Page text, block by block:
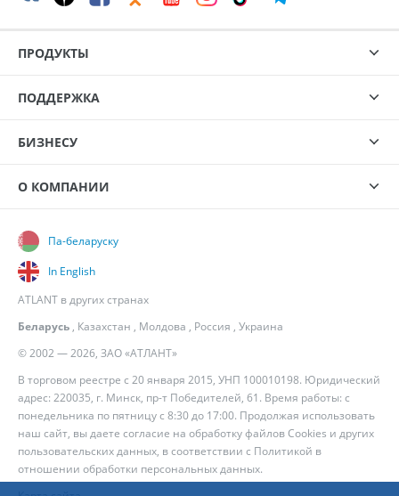
ПРОДУКТЫ
ПОДДЕРЖКА
БИЗНЕСУ
О КОМПАНИИ
© 2002 — 2026, ЗАО «АТЛАНТ»
В торговом реестре с 20 января 2015, УНП 100010198. Юридический
адрес: 220035, г. Минск, пр-т Победителей, 61. Время работы: с
понедельника по пятницу с 8:30 до 17:00. Продолжая использовать
наш сайт, вы даете согласие на обработку файлов Cookies и других
пользовательских данных, в соответствии с Политикой в
отношении обработки персональных данных.
Па-беларуску
In English
ATLANT в других странах
Беларусь , Казахстан , Молдова , Россия , Украина